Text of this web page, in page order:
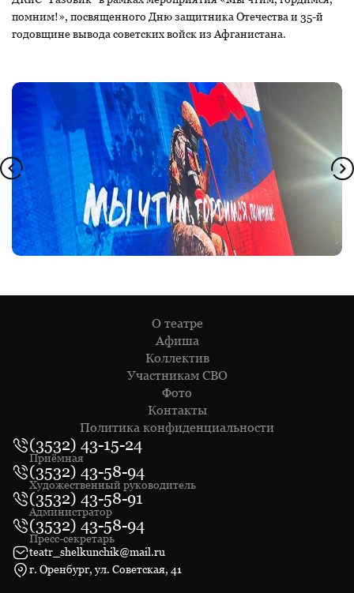
помним!», посвященного Дню защитника Отечества и 35-й
годовщине вывода советских войск из Афганистана.
О театре
Афиша
Коллектив
Участникам СВО
Фото
Контакты
Политика конфиденциальности
(3532) 43-15-24
Приёмная
(3532) 43-58-94
Художественный руководитель
(3532) 43-58-91
Администратор
(3532) 43-58-94
Пресс-секретарь
teatr_shelkunchik@mail.ru
г. Оренбург, ул. Советская, 41